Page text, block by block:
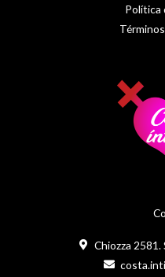
Chiozza 2581.
Política